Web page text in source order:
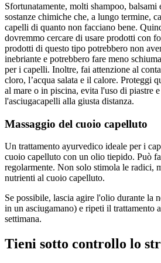
Sfortunatamente, molti shampoo,
sostanze chimiche che, a lungo termine,
capelli di quanto non facciano bene.
dovremmo cercare di usare prodotti con
prodotti di questo tipo potrebbero non
inebriante e potrebbero fare meno
per i capelli. Inoltre, fai attenzione al
cloro, l’acqua salata e il calore. Proteggi
al mare o in piscina, evita l'uso di piastre
l'asciugacapelli alla giusta distanza.
Massaggio del cuoio capelluto
Un trattamento ayurvedico ideale per i
cuoio capelluto con un olio tiepido. Può
regolarmente. Non solo stimola le radici,
nutrienti al cuoio capelluto.
Se possibile, lascia agire l'olio durante la
in un asciugamano) e ripeti il trattamento
settimana.
Tieni sotto controllo lo